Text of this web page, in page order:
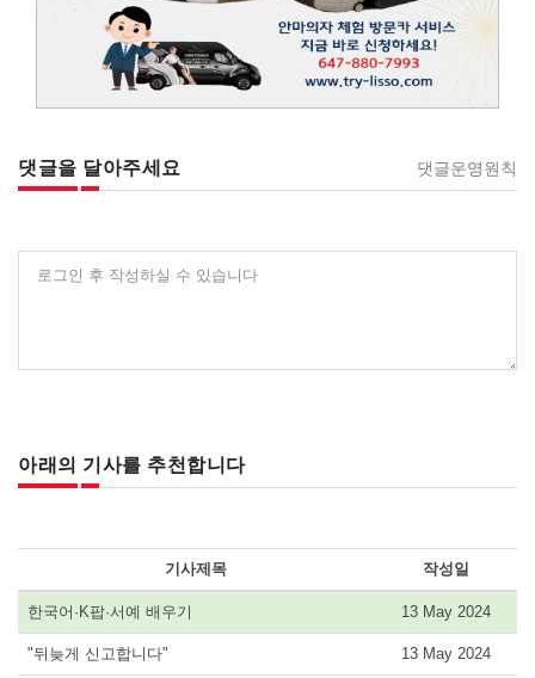
댓글을 달아주세요 댓글운영원칙
로그인 후 작성하실 수 있습니다
아래의 기사를 추천합니다
기사제목 작성일
한국어·K팝·서예 배우기 13 May 2024
"뒤늦게 신고합니다" 13 May 2024